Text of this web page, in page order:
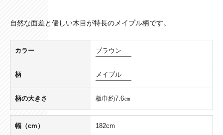
自然な面差と優しい木目が特長のメイプル柄です。
カラー ブラウン
柄 メイプル
柄の大きさ 板巾約7.6㎝
幅（cm） 182cm